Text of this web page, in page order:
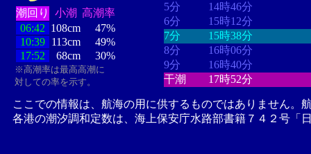
潮回り 小潮 高潮率
06:42 108cm
47%
10:39 113cm
49%
17:52
68cm 30%
※高潮率は最高高潮に
対しての率を示す。
5分
14時46分
6分
15時12分
7分
15時38分
8分
16時06分
9分
16時40分
干潮
17時52分
ここでの情報は、航海の用に供するものではありません。
各港の潮汐調和定数は、海上保安庁水路部書籍７４２号「